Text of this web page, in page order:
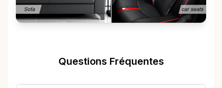
Questions Fréquentes